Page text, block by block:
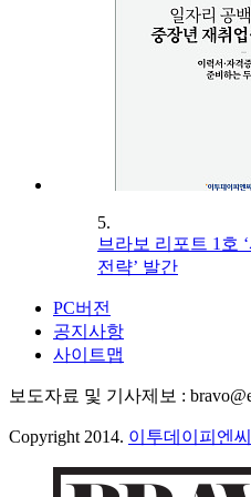
5.
브라보 리포트 1호
전략’ 발간
PC버전
공지사항
사이트맵
보도자료 및 기사제보 :
Copyright 2014. 이투데이피엔씨